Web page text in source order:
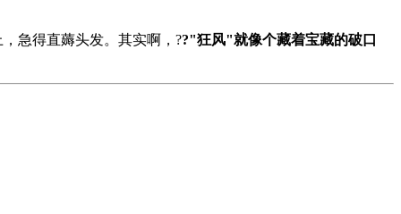
急得直薅头发。其实啊，??"狂风"就像个藏着宝藏的破口